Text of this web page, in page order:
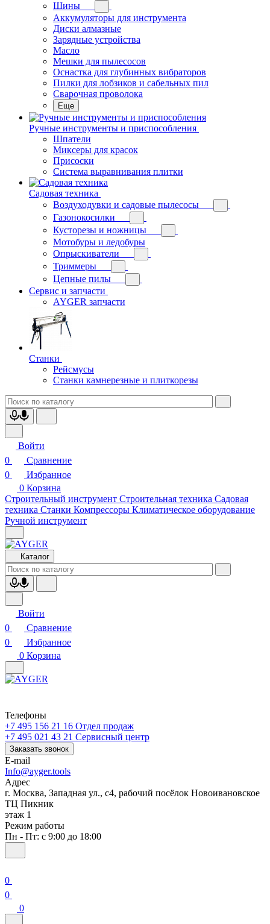
Шины
Аккумуляторы для инструмента
Диски алмазные
Зарядные устройства
Масло
Мешки для пылесосов
Оснастка для глубинных вибраторов
Пилки для лобзиков и сабельных пил
Сварочная проволока
Еще
Ручные инструменты и приспособления
Шпатели
Миксеры для красок
Присоски
Система выравнивания плитки
Садовая техника
Воздуходувки и садовые пылесосы
Газонокосилки
Кусторезы и ножницы
Мотобуры и ледобуры
Опрыскиватели
Триммеры
Цепные пилы
Сервис и запчасти
AYGER запчасти
Станки
Рейсмусы
Станки камнерезные и плиткорезы
Войти
0
Сравнение
0
Избранное
0 Корзина
Строительный инструмент Строительная техника Садовая
техника Станки Компрессоры Климатическое оборудование
Ручной инструмент
Каталог
Войти
0
Сравнение
0
Избранное
0 Корзина
Телефоны
+7 495 156 21 16 Отдел продаж
+7 495 021 43 21 Cервисный центр
Заказать звонок
E-mail
Info@ayger.tools
Адрес
г. Москва, Западная ул., с4, рабочий посёлок Новоивановское
ТЦ Пикник
этаж 1
Режим работы
Пн - Пт: с 9:00 до 18:00
0
0
0